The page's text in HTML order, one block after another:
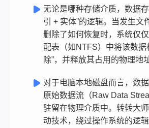
无论是哪种存储介质，数据
引 + 实体”的逻辑。当发生文
删除了如何恢复时，系统仅
配表（如NTFS）中将该数据
除”，并释放其占用的物理地
对于电脑本地磁盘而言，数
原始数据流（Raw Data
驻留在物理介质中。转转大
动技术，绕过操作系统的逻